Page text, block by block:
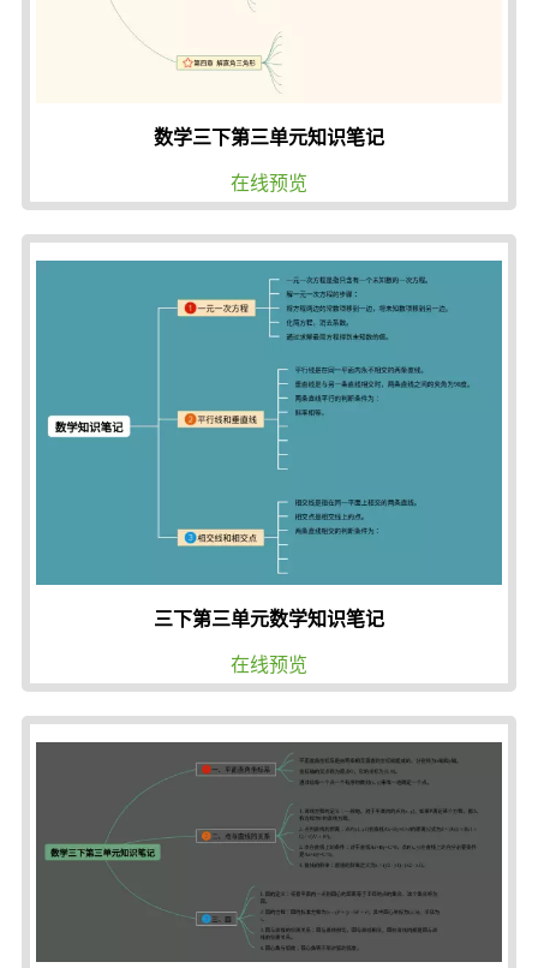
数学三下第三单元知识笔记
在线预览
三下第三单元数学知识笔记
在线预览